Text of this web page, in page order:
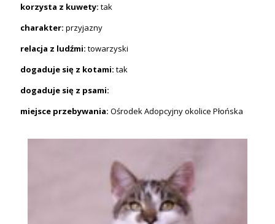
korzysta z kuwety: tak
charakter: przyjazny
relacja z ludźmi: towarzyski
dogaduje się z kotami: tak
dogaduje się z psami:
miejsce przebywania: Ośrodek Adopcyjny okolice Płońska